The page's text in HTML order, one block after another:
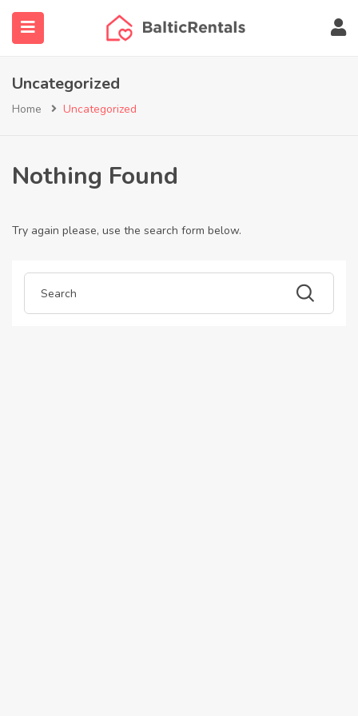
(Найти агента)
Uncategorized
Home Uncategorized
Nothing Found
Try again please, use the search form below.